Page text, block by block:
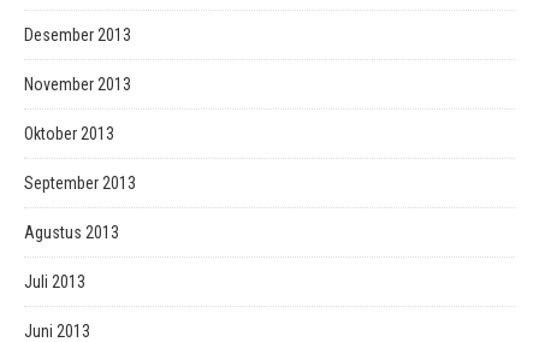
Desember 2013
November 2013
Oktober 2013
September 2013
Agustus 2013
Juli 2013
Juni 2013